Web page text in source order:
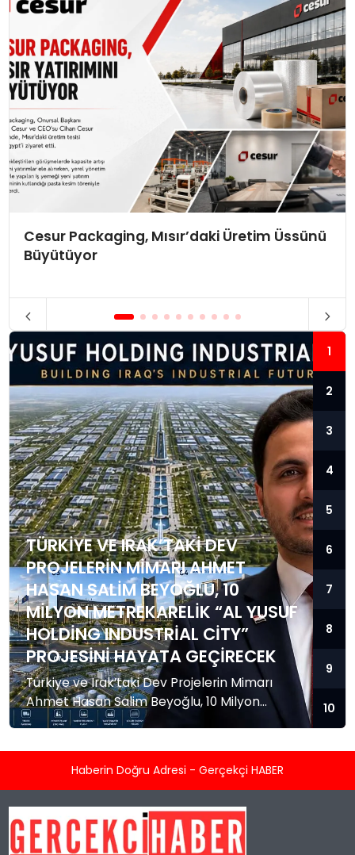
Cesur Packaging, Mısır’daki Üretim Üssünü
Büyütüyor
TÜRKIYE VE IRAK’TAKI DEV
PROJELERIN MIMARI AHMET
HASAN SALIM BEYOĞLU, 10
MILYON METREKARELIK “AL YUSUF
HOLDING INDUSTRIAL CITY”
PROJESINI HAYATA GEÇIRECEK
Türkiye ve Irak’taki Dev Projelerin Mimarı
Ahmet Hasan Salim Beyoğlu, 10 Milyon
Metrekarelik “Al Yusuf Holding Industrial City”
üzere uluslararası alanda gerçekleştirdiği
Ahmet Hasan Salim Beyoğlu, bölgesel
ticarete damgasını vuracak dev bir mega
1
2
3
4
5
6
7
8
9
10
Haberin Doğru Adresi - Gerçekçi HABER